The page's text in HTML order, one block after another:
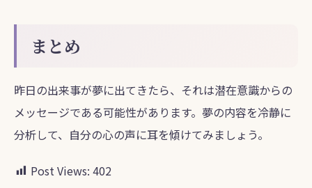
まとめ
昨日の出来事が夢に出てきたら、それは潜在意識からの
メッセージである可能性があります。夢の内容を冷静に
分析して、自分の心の声に耳を傾けてみましょう。
Post Views: 402